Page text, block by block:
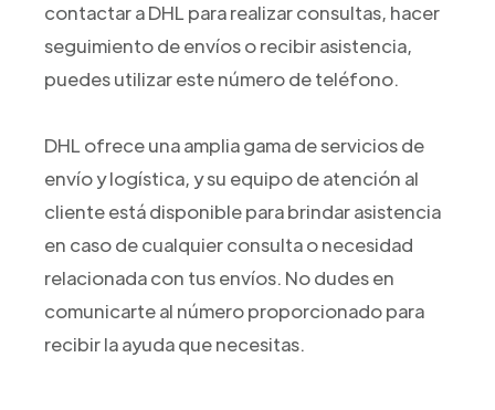
contactar a DHL para realizar consultas, hacer
seguimiento de envíos o recibir asistencia,
puedes utilizar este número de teléfono.
DHL ofrece una amplia gama de servicios de
envío y logística, y su equipo de atención al
cliente está disponible para brindar asistencia
en caso de cualquier consulta o necesidad
relacionada con tus envíos. No dudes en
comunicarte al número proporcionado para
recibir la ayuda que necesitas.